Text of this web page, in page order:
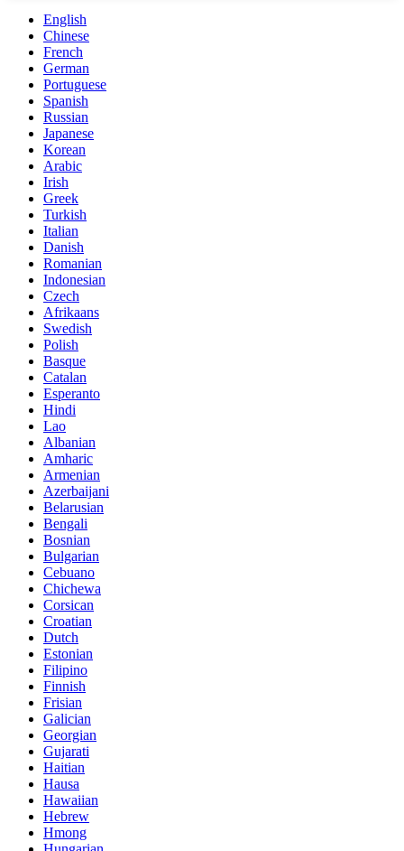
English
Chinese
French
German
Portuguese
Spanish
Russian
Japanese
Korean
Arabic
Irish
Greek
Turkish
Italian
Danish
Romanian
Indonesian
Czech
Afrikaans
Swedish
Polish
Basque
Catalan
Esperanto
Hindi
Lao
Albanian
Amharic
Armenian
Azerbaijani
Belarusian
Bengali
Bosnian
Bulgarian
Cebuano
Chichewa
Corsican
Croatian
Dutch
Estonian
Filipino
Finnish
Frisian
Galician
Georgian
Gujarati
Haitian
Hausa
Hawaiian
Hebrew
Hmong